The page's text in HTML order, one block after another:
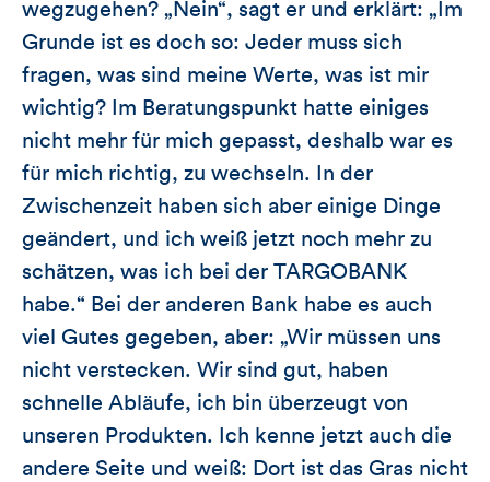
wegzugehen? „Nein“, sagt er und erklärt: „Im
Grunde ist es doch so: Jeder muss sich
fragen, was sind meine Werte, was ist mir
wichtig? Im Beratungspunkt hatte einiges
nicht mehr für mich gepasst, deshalb war es
für mich richtig, zu wechseln. In der
Zwischenzeit haben sich aber einige Dinge
geändert, und ich weiß jetzt noch mehr zu
schätzen, was ich bei der TARGOBANK
habe.“ Bei der anderen Bank habe es auch
viel Gutes gegeben, aber: „Wir müssen uns
nicht verstecken. Wir sind gut, haben
schnelle Abläufe, ich bin überzeugt von
unseren Produkten. Ich kenne jetzt auch die
andere Seite und weiß: Dort ist das Gras nicht